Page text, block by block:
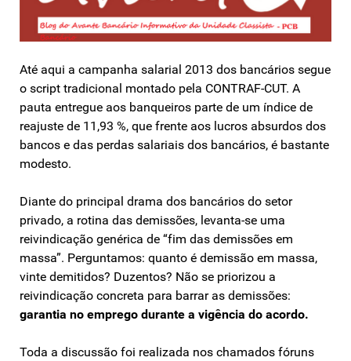
Até aqui a campanha salarial 2013 dos bancários segue
o script tradicional montado pela CONTRAF-CUT. A
pauta entregue aos banqueiros parte de um índice de
reajuste de 11,93 %, que frente aos lucros absurdos dos
bancos e das perdas salariais dos bancários, é bastante
modesto.
Diante do principal drama dos bancários do setor
privado, a rotina das demissões, levanta-se uma
reivindicação genérica de “fim das demissões em
massa”. Perguntamos: quanto é demissão em massa,
vinte demitidos? Duzentos? Não se priorizou a
reivindicação concreta para barrar as demissões:
garantia no emprego durante a vigência do acordo.
Toda a discussão foi realizada nos chamados fóruns